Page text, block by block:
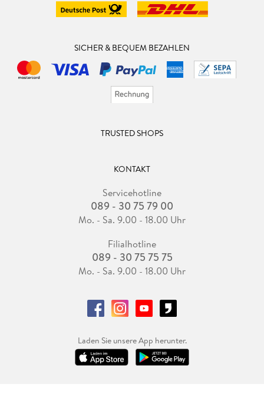
SICHER & BEQUEM BEZAHLEN
TRUSTED SHOPS
KONTAKT
Servicehotline
089 - 30 75 79 00
Mo. - Sa. 9.00 - 18.00 Uhr
Filialhotline
089 - 30 75 75 75
Mo. - Sa. 9.00 - 18.00 Uhr
Laden Sie unsere App herunter.